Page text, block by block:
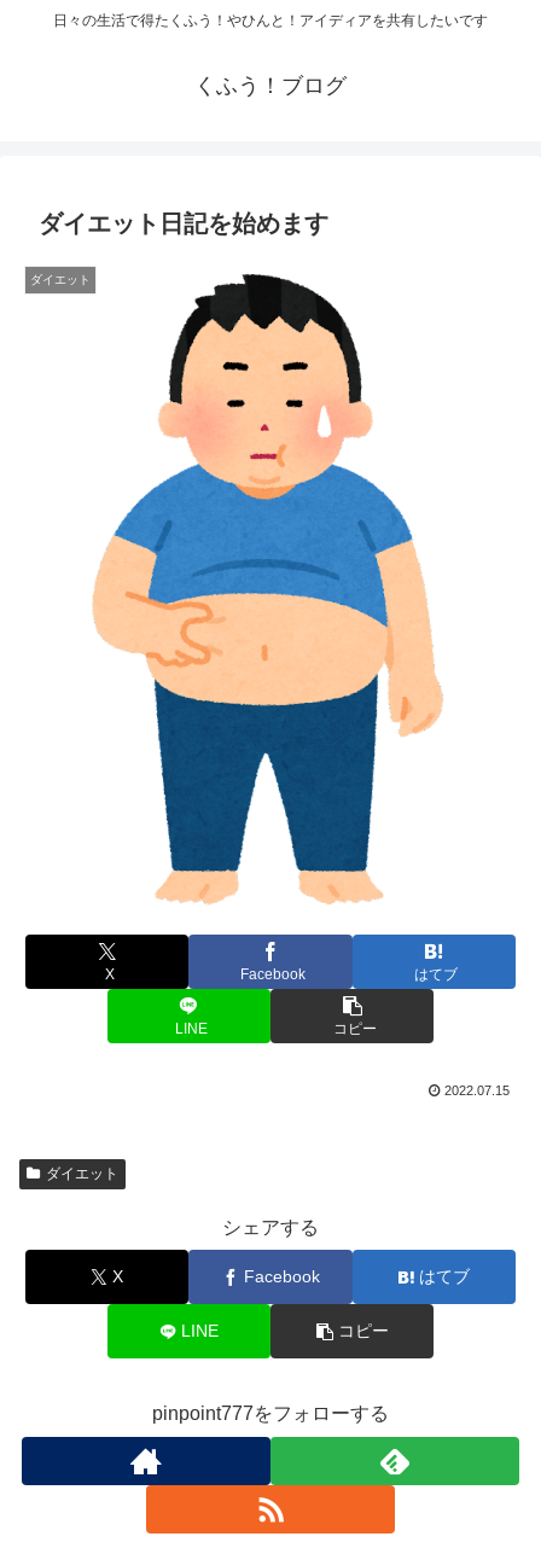
日々の生活で得たくふう！やひんと！アイディアを共有したいです
くふう！ブログ
ダイエット日記を始めます
ダイエット
X Facebook はてブ
LINE コピー
2022.07.15
ダイエット
シェアする
X Facebook はてブ
LINE コピー
pinpoint777をフォローする